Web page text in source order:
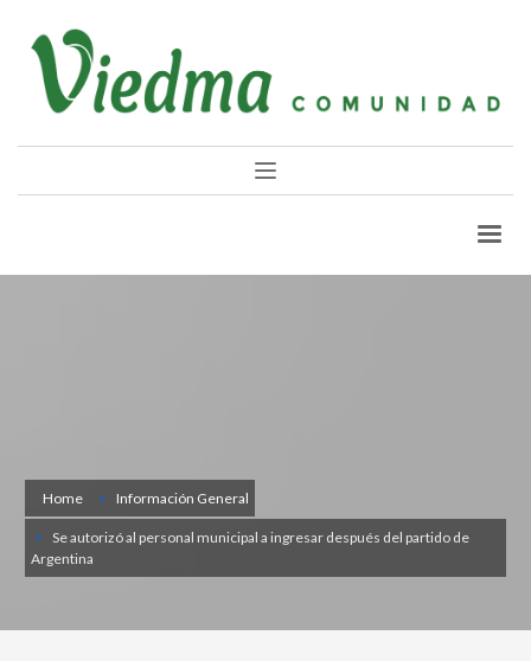
Home Información General
Se autorizó al personal municipal a ingresar después del partido de
Argentina